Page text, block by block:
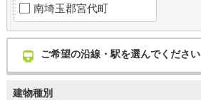
南埼玉郡宮代町
ご希望の沿線・駅を選んでください
建物種別